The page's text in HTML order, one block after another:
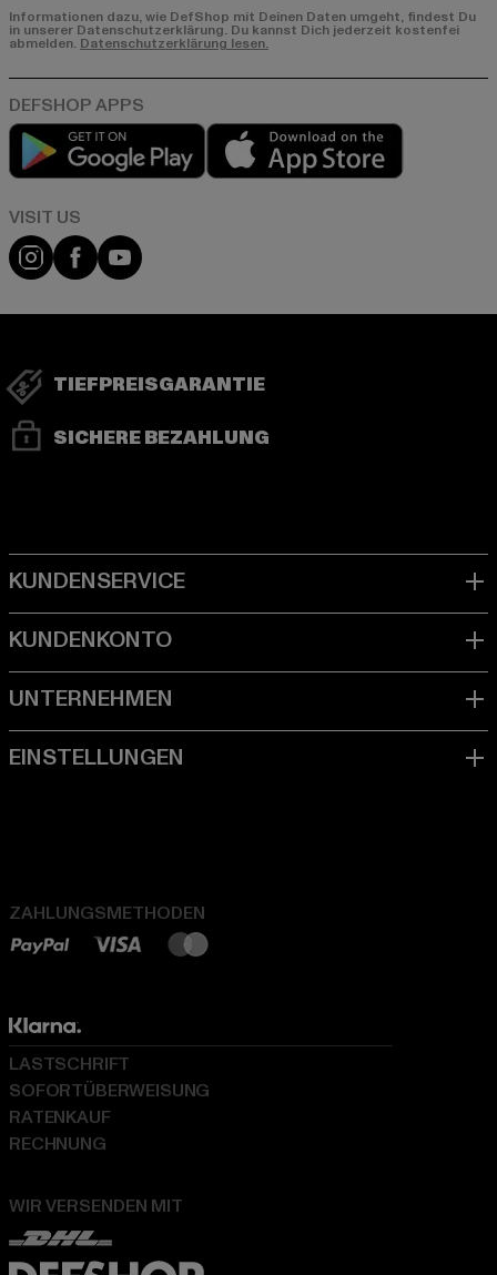
Informationen dazu, wie DefShop mit Deinen Daten umgeht, findest Du
in unserer Datenschutzerklärung. Du kannst Dich jederzeit kostenfei
abmelden. Datenschutzerklärung lesen.
Play market
Visit our Instagram page:
Visit our Facebook page:
Visit our YouTube channel:
TIEFPREISGARANTIE
SICHERE BEZAHLUNG
ZAHLUNGSMETHODEN
WIR VERSENDEN MIT
LASTSCHRIFT
SOFORTÜBERWEISUNG
RATENKAUF
RECHNUNG